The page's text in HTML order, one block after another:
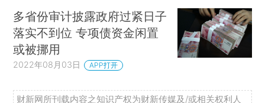
多省份审计披露政府过紧日子
落实不到位 专项债资金闲置
或被挪用
2022年08月03日 APP打开
财新网所刊载内容之知识产权为财新传媒及/或相关权利人